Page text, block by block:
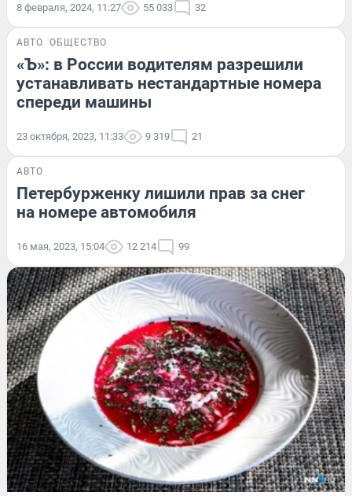
8 февраля, 2024, 11:27 55 033 32
АВТО ОБЩЕСТВО
«Ъ»: в России водителям разрешили
устанавливать нестандартные номера
спереди машины
23 октября, 2023, 11:33 9 319 21
АВТО
Петербурженку лишили прав за снег
на номере автомобиля
16 мая, 2023, 15:04 12 214 99